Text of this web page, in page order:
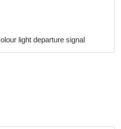
light departure signal